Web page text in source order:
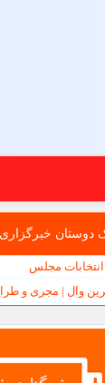
دوستان خبرگزاری
انتخابات مجلس
وال | مجری و